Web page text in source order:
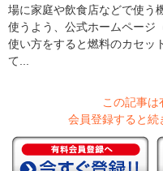
場に家庭や飲食店などで使う
使うよう、公式ホームページ
使い方をすると燃料のカセッ
て...
この記事は
会員登録すると続